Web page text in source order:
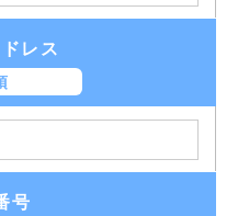
レス
号